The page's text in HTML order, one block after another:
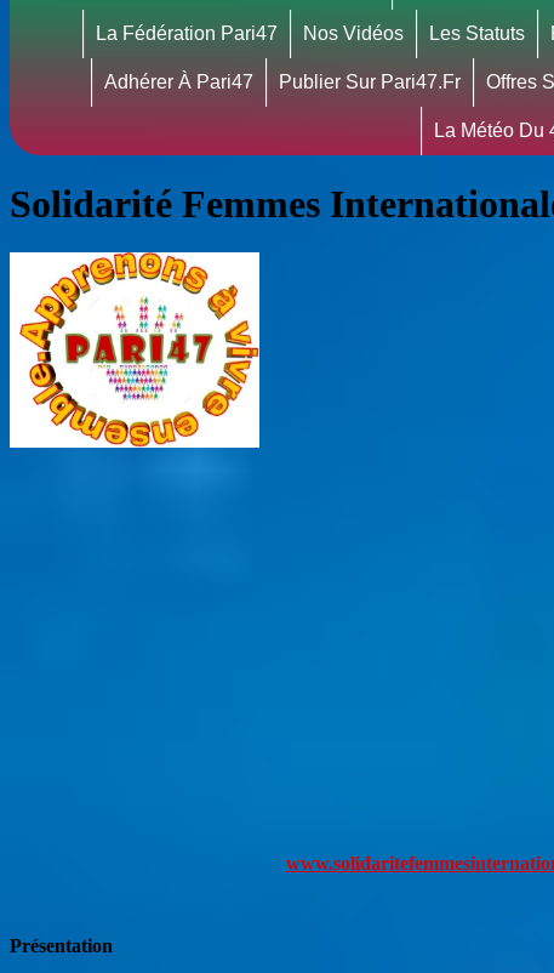
La Fédération Pari47 Nos Vidéos Les Statuts
Adhérer À Pari47 Publier Sur Pari47.fr Offres
La Météo Du
Solidarité Femmes
Présentation